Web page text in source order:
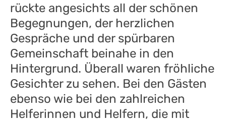
rückte angesichts all der schönen
Begegnungen, der herzlichen
Gespräche und der spürbaren
Gemeinschaft beinahe in den
Hintergrund. Überall waren fröhliche
Gesichter zu sehen. Bei den Gästen
ebenso wie bei den zahlreichen
Helferinnen und Helfern, die mit